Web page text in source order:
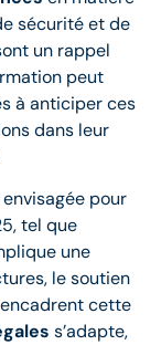
sécurité et de
un rappel
peut
à anticiper ces
dans leur
pour
tel que
une
le soutien
cette
s’adapte,